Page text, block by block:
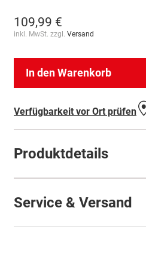
109,99 €
inkl. MwSt. zzgl. Versand
In den Warenkorb
Verfügbarkeit vor Ort prüfen
Produktdetails
Service & Versand